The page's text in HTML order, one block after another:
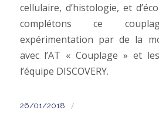
cellulaire, d’histologie, et
complétons ce
expérimentation par de la
avec l’AT « Couplage » et
l’équipe DISCOVERY.
26/01/2018 /